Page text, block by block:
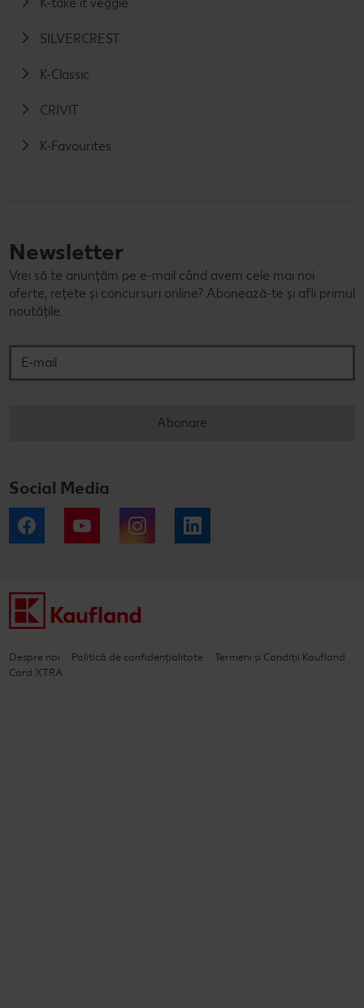
SILVERCREST
K-Classic
CRIVIT
K-Favourites
Newsletter
Vrei să te anunțăm pe e-mail când avem cele mai noi
oferte, rețete și concursuri online? Abonează-te și afli primul
noutățile.
Abonare
Social Media
Facebook YouTube Instagram
Despre noi Politică de confidențialitate
Termeni și Condiții Kaufland
Card XTRA